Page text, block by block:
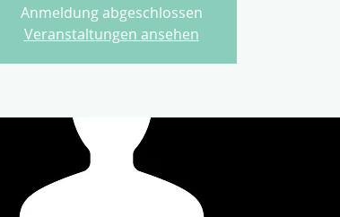
Anmeldung abgeschlossen
Veranstaltungen ansehen